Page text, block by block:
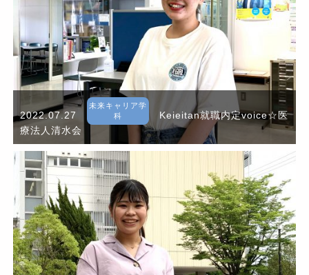
2022.07.27
未来キャリア学
科
Keieitan就職内定voice☆医
療法人清水会